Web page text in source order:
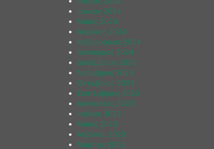
Ιούνιος 2024
Μάιος 2024
Απρίλιος 2024
Φεβρουάριος 2024
Ιανουάριος 2024
Δεκέμβριος 2023
Νοέμβριος 2023
Οκτώβριος 2023
Σεπτέμβριος 2023
Αύγουστος 2023
Ιούλιος 2023
Μάιος 2023
Απρίλιος 2023
Μάρτιος 2023